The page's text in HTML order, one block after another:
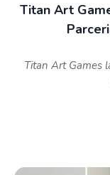
Titan Art
Titan Art Games